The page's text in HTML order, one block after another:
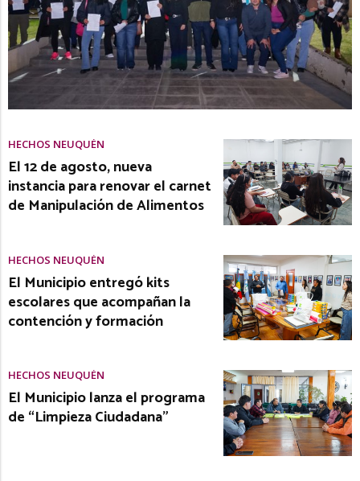
HECHOS NEUQUÉN
El 12 de agosto, nueva
instancia para renovar el carnet
de Manipulación de Alimentos
HECHOS NEUQUÉN
El Municipio entregó kits
escolares que acompañan la
contención y formación
HECHOS NEUQUÉN
El Municipio lanza el programa
de “Limpieza Ciudadana”